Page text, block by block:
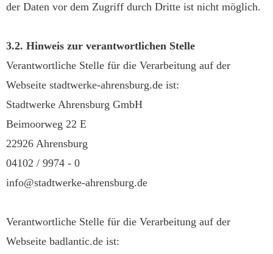
der Daten vor dem Zugriff durch Dritte ist nicht möglich.
3.2. Hinweis zur verantwortlichen Stelle
Verantwortliche Stelle für die Verarbeitung auf der
Webseite stadtwerke-ahrensburg.de ist:
Stadtwerke Ahrensburg GmbH
Beimoorweg 22 E
22926 Ahrensburg
04102 / 9974 - 0
info@stadtwerke-ahrensburg.de
Verantwortliche Stelle für die Verarbeitung auf der
Webseite badlantic.de ist: